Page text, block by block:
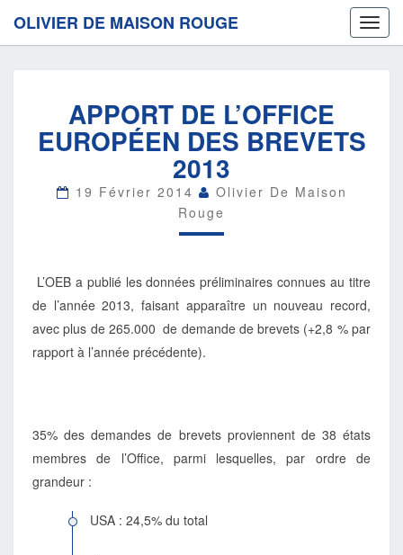
OLIVIER DE MAISON ROUGE
DE
L’OFFICE
EUROPÉEN
DES
BREVETS
2013
APPORT DE L’OFFICE
EUROPÉEN DES BREVETS
2013
19 Février 2014
Olivier De Maison
Rouge
L’OEB a publié les données préliminaires connues au titre
de l’année 2013, faisant apparaître un nouveau record,
avec plus de 265.000 de demande de brevets (+2,8 % par
rapport à l’année précédente).
35% des demandes de brevets proviennent de 38 états
membres de l’Office, parmi lesquelles, par ordre de
grandeur :
USA : 24,5% du total